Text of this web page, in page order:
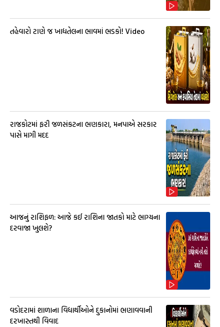
તહેવારો ટાણે જ ખાદ્યતેલના ભાવમાં ભડકો! Video
રાજકોટમાં ફરી જળસંકટના ભણકારા, મનપાએ સરકાર
પાસે માગી મદદ
આજનું રાશિફળ: આજે કઈ રાશિના જાતકો માટે ભાગ્યના
દરવાજા ખુલશે?
વડોદરામાં શાળાના વિદ્યાર્થીઓને દુકાનોમાં ભણાવવાની
દરખાસ્તથી વિવાદ